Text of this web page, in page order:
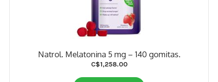
Natrol. Melatonina 5 mg – 140 gomitas.
C$1,258.00